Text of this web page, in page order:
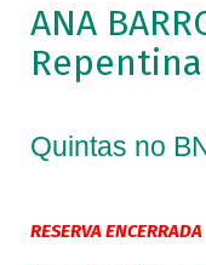
ANA
Repentina
Quintas no
RESERVA ENCERRADA